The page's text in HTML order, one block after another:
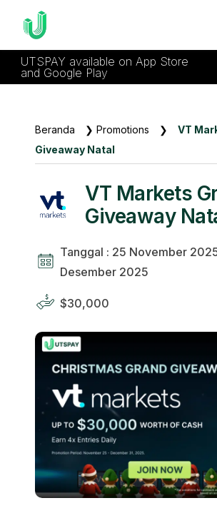
UTSPAY available on App Store
and Google Play
Beranda ❯ Promotions ❯
VT
Giveaway Natal
VT Markets
Giveaway
Tanggal : 25 November
Desember 2025
$30,000